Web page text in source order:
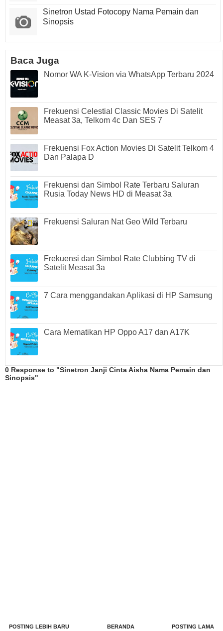
Sinetron Ustad Fotocopy Nama Pemain dan
Sinopsis
Baca Juga
Nomor WA K-Vision via WhatsApp Terbaru 2024
Frekuensi Celestial Classic Movies Di Satelit
Measat 3a, Telkom 4c Dan SES 7
Frekuensi Fox Action Movies Di Satelit Telkom 4
Dan Palapa D
Frekuensi dan Simbol Rate Terbaru Saluran
Rusia Today News HD di Measat 3a
Frekuensi Saluran Nat Geo Wild Terbaru
Frekuensi dan Simbol Rate Clubbing TV di
Satelit Measat 3a
7 Cara menggandakan Aplikasi di HP Samsung
Cara Mematikan HP Oppo A17 dan A17K
0 Response to "Sinetron Janji Cinta Aisha Nama Pemain dan
Sinopsis"
POSTING LEBIH BARU POSTING LAMA
BERANDA